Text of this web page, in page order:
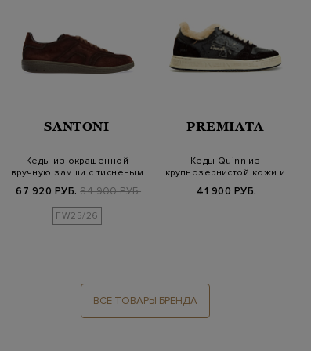
SANTONI
Кеды из окрашенной
вручную замши с тисненым
67 920 РУБ. 84 900 РУБ.
FW25/26
PREMIATA
Кеды Quinn из
крупнозернистой кожи и
41 900 РУБ.
ВСЕ ТОВАРЫ БРЕНДА